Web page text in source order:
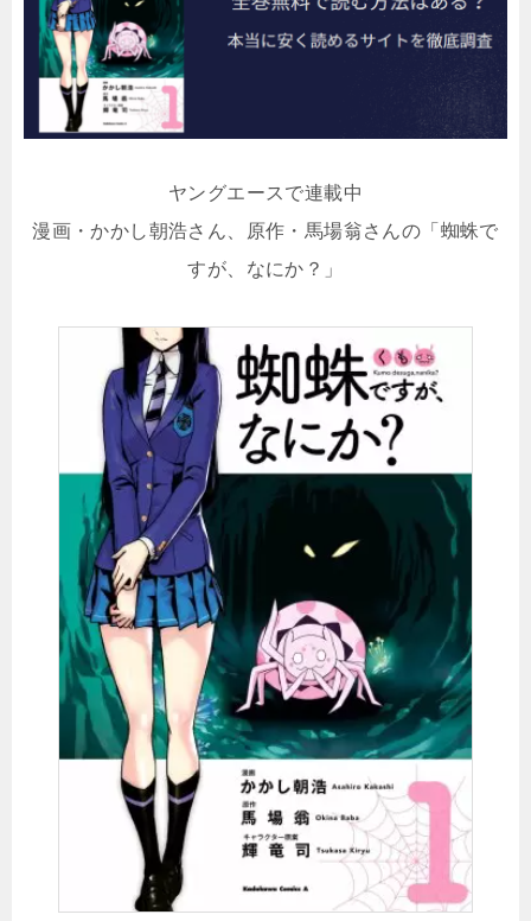
ヤングエースで連載中
漫画・かかし朝浩さん、原作・馬場翁さんの「蜘蛛で
すが、なにか？」